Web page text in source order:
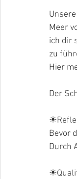
Meer
ich dir
zu
Hier
Der
Bevor
Durch